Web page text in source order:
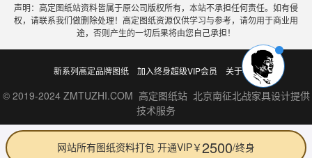
声明：高定图纸站资料皆属于原公司版权所有，本站不承担任何责任。如有侵
权，请联系我们做删除处理！高定图纸资源仅供学习与参考，请勿用于商业用
途，否则产生的一切后果将由您自己承担！
新系列高定品牌图纸 加入终身超级VIP会员 关于老李
© 2019-2024 ZMTUZHI.COM 高定图纸站 北京南征北战家具设计提供
技术服务
网站所有图纸资料打包 开通VIP￥2500/终身